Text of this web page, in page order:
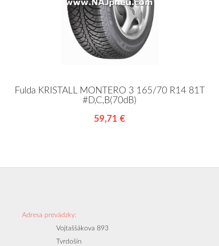
Fulda KRISTALL MONTERO 3 165/70 R14 81T
#D,C,B(70dB)
59,71 €
Adresa prevádzky:
Vojtaššákova 893
Tvrdošín